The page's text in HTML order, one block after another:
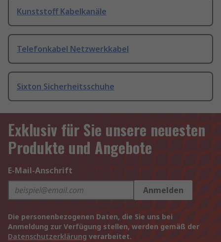
Kunststoff Kabelkanäle
Telefonkabel Netzwerkkabel
Sixton Sicherheitsschuhe
Exklusiv für Sie unsere neuesten
Produkte und Angebote
E-Mail-Anschrift
Anmelden
Die personenbezogenen Daten, die Sie uns bei
Anmeldung zur Verfügung stellen, werden gemäß der
Datenschutzerklärung verarbeitet.